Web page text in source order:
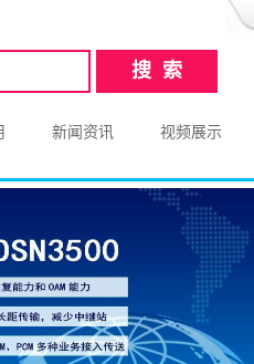
新闻资讯 视频展示